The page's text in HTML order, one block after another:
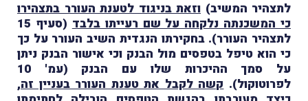
לתצהיר המשיב) וזאת בניגוד לטענת העורר בתצהירו
כי המשכנתה נלקחה על שם רעייתו בלבד
(סעיף 15
לתצהיר העורר). בחקירתו הנגדית השיב העורר על כך
כי הוא טיפל בטפסים מול הבנק וכי אישור הבנק ניתן
על סמך ההיכרות שלו עם הבנק (עמ' 10
לפרוטוקול). קשה לקבל את טענת העורר בעניין זה,